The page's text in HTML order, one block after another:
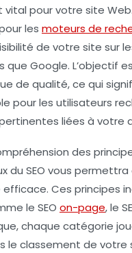
vital pour votre site
les moteurs de
de votre site sur
que Google. L’objectif
de qualité, ce qui
pour les utilisateurs
liées à votre
des
du SEO vous
Ces principes
le SEO on-page, le
, chaque catégorie
le classement de votre